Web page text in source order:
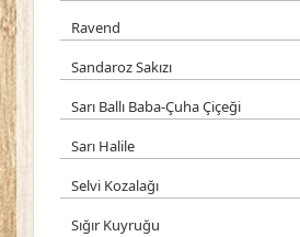
Ravend
Sandaroz Sakızı
Sarı Ballı Baba-Çuha Çiçeği
Sarı Halile
Selvi Kozalağı
Sığır Kuyruğu